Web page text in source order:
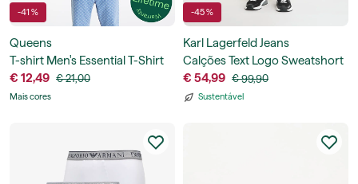
-41 %
Queens
T-shirt Men's Essential T-Shirt
With Contrast Print
€ 12,49 € 21,00
Mais cores
-45 %
Karl Lagerfeld Jeans
Calções Text Logo Sweatshort
€ 54,99 € 99,90
Sustentável